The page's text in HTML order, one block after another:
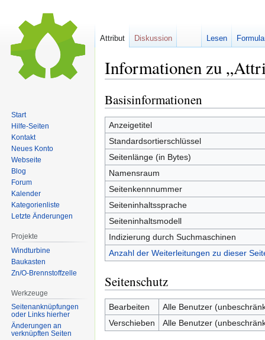
Informationen zu
Zur
Navigation
springen
Zur
Suche
springen
Basisinformationen
Anzeigetitel
Standardsortierschlüssel
Seitenlänge (in Bytes)
Namensraum
Seitenkennnummer
Seiteninhaltssprache
Seiteninhaltsmodell
Indizierung durch Suchmaschinen
Anzahl der Weiterleitungen zu dieser
Seitenschutz
Bearbeiten
Alle Benutzer
Verschieben
Alle Benutzer
Attribut Diskussion Lesen
Start
Hilfe-Seiten
Kontakt
Neues Konto
Webseite
Blog
Forum
Kalender
Kategorienliste
Letzte Änderungen
Projekte
Windturbine
Baukasten
Zn/O-Brennstoffzelle
Werkzeuge
Seitenanknüpfungen
oder Links hierher
Änderungen an
verknüpften Seiten